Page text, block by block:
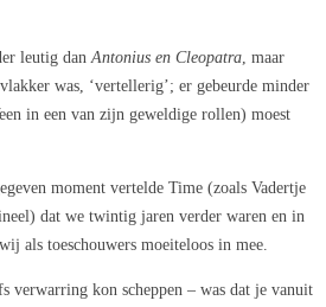
leutig dan Antonius en Cleopatra , maar
was, ‘vertellerig’; er gebeurde minder
in een van zijn geweldige rollen) moest
moment vertelde Time (zoals Vadertje
dat we twintig jaren verder waren en in
als toeschouwers moeiteloos in mee.
verwarring kon scheppen – was dat je vanuit